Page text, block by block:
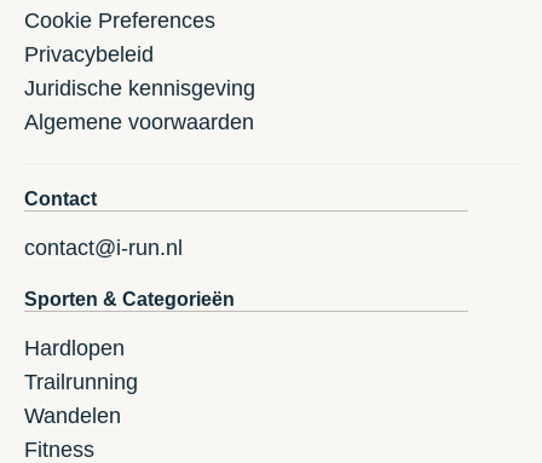
Cookie Preferences
Privacybeleid
Juridische kennisgeving
Algemene voorwaarden
Contact
contact@i-run.nl
Sporten & Categorieën
Hardlopen
Trailrunning
Wandelen
Fitness